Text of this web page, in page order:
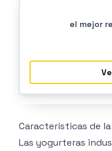
el mejor
Características de
Las yogurteras